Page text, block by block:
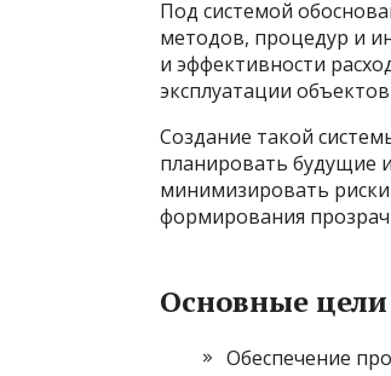
Под системой
методов, процедур и
и эффективности
эксплуатации
Создание такой
планировать будущие
минимизировать
формирования
Основные
Обеспечение